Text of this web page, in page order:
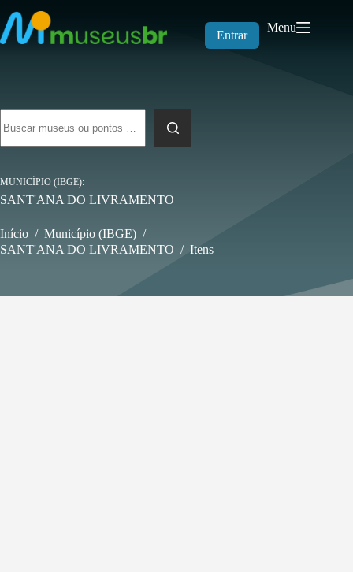
para
o
conteúdo
Entrar
Menu
resultados
MUNICÍPIO (IBGE)
SANT'ANA DO LIVRAMENTO
Início / Município (IBGE) /
SANT'ANA DO LIVRAMENTO / Itens